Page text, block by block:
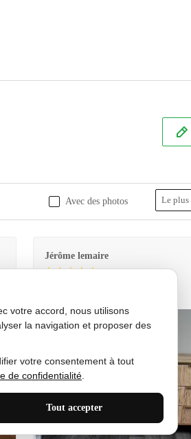
Avec des photos
Jérôme lemaire
votre accord, nous utilisons
la navigation et proposer des
votre consentement à tout
de confidentialité
Tout accepter